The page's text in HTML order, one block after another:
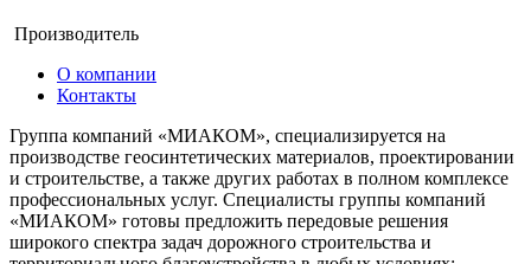
Производитель
О компании
Контакты
Группа компаний «МИАКОМ», специализируется на
производстве геосинтетических материалов, проектировании
и строительстве, а также других работах в полном комплексе
профессиональных услуг. Специалисты группы компаний
«МИАКОМ» готовы предложить передовые решения
широкого спектра задач дорожного строительства и